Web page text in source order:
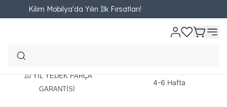
Kilim Mobilya'da Yılın İlk Fırsatları!
10 YIL YEDEK PARÇA
GARANTİSİ
4-6 Hafta